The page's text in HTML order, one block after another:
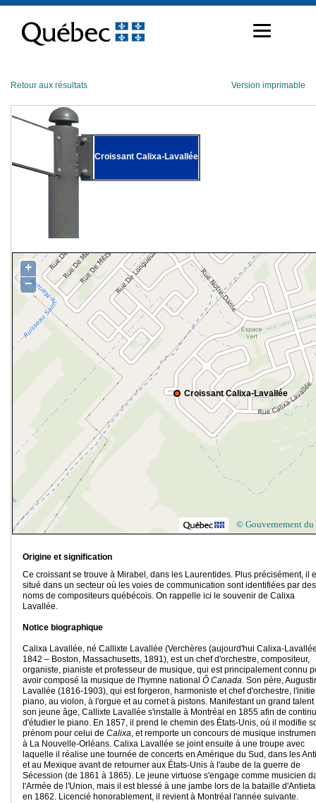
contenu
Retour aux résultats Version imprimable
Croissant Calixa-Lavallée
Croissant Calixa-Lavallée
+
−
© Gouvernement du
Origine et signification
Ce croissant se trouve à Mirabel, dans les Laurentides. Plus précisément, il
situé dans un secteur où les voies de communication sont identifiées par des
noms de compositeurs québécois. On rappelle ici le souvenir de Calixa
Lavallée.
Notice biographique
Calixa Lavallée, né Callixte Lavallée (Verchères (aujourd'hui Calixa-
1842 – Boston, Massachusetts, 1891), est un chef d'orchestre, compositeur,
organiste, pianiste et professeur de musique, qui est principalement connu
avoir composé la musique de l'hymne national Ô Canada. Son père,
Lavallée (1816-1903), qui est forgeron, harmoniste et chef d'orchestre,
piano, au violon, à l'orgue et au cornet à pistons. Manifestant un grand talent
son jeune âge, Callixte Lavallée s'installe à Montréal en 1855 afin de
d'étudier le piano. En 1857, il prend le chemin des États-Unis, où il modifie
prénom pour celui de Calixa, et remporte un concours de musique
à La Nouvelle-Orléans. Calixa Lavallée se joint ensuite à une troupe avec
laquelle il réalise une tournée de concerts en Amérique du Sud, dans les
et au Mexique avant de retourner aux États-Unis à l'aube de la guerre de
Sécession (de 1861 à 1865). Le jeune virtuose s'engage comme musicien
l'Armée de l'Union, mais il est blessé à une jambe lors de la bataille
en 1862. Licencié honorablement, il revient à Montréal l'année suivante.